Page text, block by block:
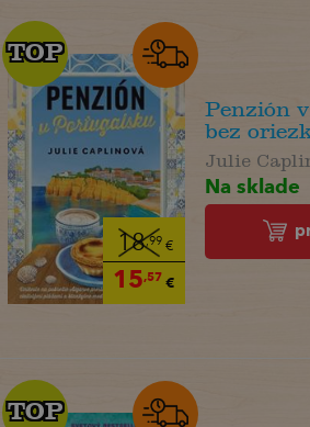
18,99 €
15,57 €
TOP
TOP
Penzión
bez
Julie
Na sklade
TOP
TOP